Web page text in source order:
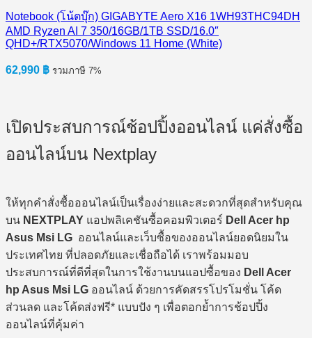
Notebook (โน้ตบุ๊ก) GIGABYTE Aero X16 1WH93THC94DH
AMD Ryzen AI 7 350/16GB/1TB SSD/16.0″
QHD+/RTX5070/Windows 11 Home (White)
62,990 ฿ รวมภาษี 7%
เปิดประสบการณ์ช้อปปิ้งออนไลน์ แค่สั่งซื้อ
ออนไลน์บน Nextplay
ให้ทุกคำสั่งซื้อออนไลน์เป็นเรื่องง่ายและสะดวกที่สุดสำหรับคุณ
บน NEXTPLAY แอปพลิเคชันซื้อคอมพิวเตอร์ Dell Acer hp
Asus Msi LG ออนไลน์และเว็บซื้อของออนไลน์ยอดนิยมใน
ประเทศไทย ที่ปลอดภัยและเชื่อถือได้ เราพร้อมมอบ
ประสบการณ์ที่ดีที่สุดในการใช้งานบนแอปซื้อของ Dell Acer
hp Asus Msi LG ออนไลน์ ด้วยการคัดสรรโปรโมชั่น โค้ด
ส่วนลด และโค้ดส่งฟรี* แบบปัง ๆ เพื่อตอกย้ำการช้อปปิ้ง
ออนไลน์ที่คุ้มค่า